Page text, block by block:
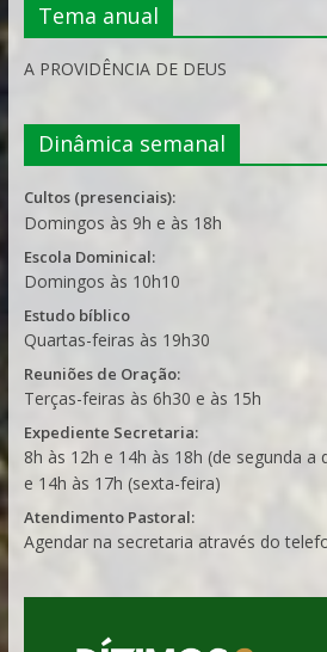
Tema anual
A PROVIDÊNCIA DE DEUS
Dinâmica semanal
Cultos (presenciais):
Domingos às 9h e às 18h
Escola Dominical:
Domingos às 10h10
Estudo bíblico
Quartas-feiras às 19h30
Reuniões de Oração:
Terças-feiras às 6h30 e às 15h
Expediente Secretaria:
8h às 12h e 14h às 18h (de segunda a
e 14h às 17h (sexta-feira)
Atendimento Pastoral:
Agendar na secretaria através do